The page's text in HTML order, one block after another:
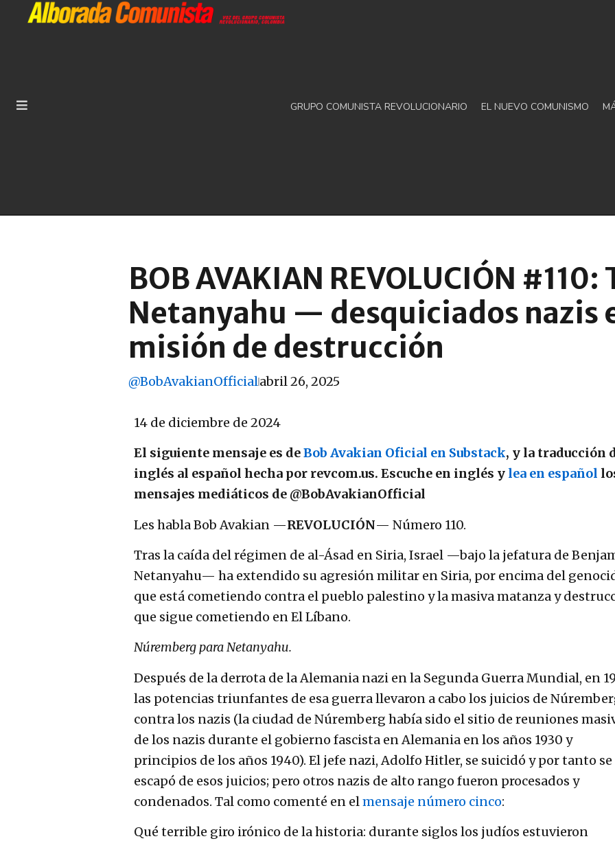
GRUPO COMUNISTA REVOLUCIONARIO EL NUEVO COMUNISMO
BOB AVAKIAN REVOLUCIÓN
Netanyahu — desquiciados nazis
misión de destrucción
@BobAvakianOfficialabril 26, 2025
14 de diciembre de 2024
El siguiente mensaje es deBob Avakian Oficial en Substack, y la traducción
inglés al español hecha por revcom.us. Escuche en inglés y lea en español
mensajes mediáticos de @BobAvakianOfficial
Les habla Bob Avakian —REVOLUCIÓN— Número 110.
Tras la caída del régimen de al-Ásad en Siria, Israel —bajo la jefatura de
Netanyahu— ha extendido su agresión militar en Siria, por encima del
que está cometiendo contra el pueblo palestino y la masiva matanza y
que sigue cometiendo en El Líbano.
Núremberg para Netanyahu.
Después de la derrota de la Alemania nazi en la Segunda Guerra Mundial, en
las potencias triunfantes de esa guerra llevaron a cabo los juicios de
contra los nazis (la ciudad de Núremberg había sido el sitio de reuniones
de los nazis durante el gobierno fascista en Alemania en los años 1930 y
principios de los años 1940). El jefe nazi, Adolfo Hitler, se suicidó y por tanto se
escapó de esos juicios; pero otros nazis de alto rango fueron procesados y
condenados. Tal como comenté en elmensaje número cinco:
Qué terrible giro irónico de la historia: durante siglos los judíos estuvieron